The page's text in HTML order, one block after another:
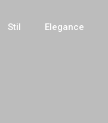
Stil Elegance